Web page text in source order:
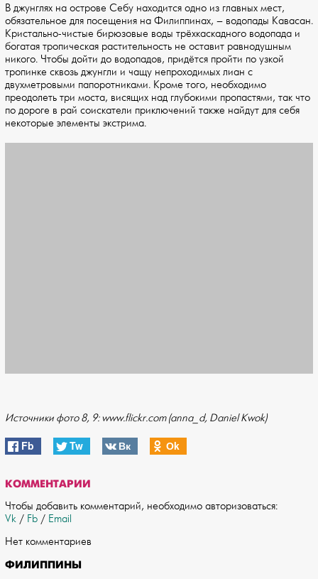
В джунглях на острове Себу находится одно из главных мест,
обязательное для посещения на Филиппинах, – водопады Кавасан.
Кристально-чистые бирюзовые воды трёхкаскадного водопада и
богатая тропическая растительность не оставит равнодушным
никого. Чтобы дойти до водопадов, придётся пройти по узкой
тропинке сквозь джунгли и чащу непроходимых лиан с
двухметровыми папоротниками. Кроме того, необходимо
преодолеть три моста, висящих над глубокими пропастями, так что
по дороге в рай соискатели приключений также найдут для себя
некоторые элементы экстрима.
Источники фото 8, 9: www.flickr.com (anna_d, Daniel Kwok)
Fb Tw Вк Оk
КОММЕНТАРИИ
Чтобы добавить комментарий, необходимо авторизоваться:
Vk / Fb / Email
Нет комментариев
ФИЛИППИНЫ